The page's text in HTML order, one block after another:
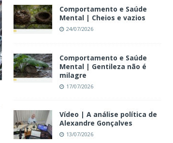
Comportamento e Saúde
Mental | Cheios e vazios
24/07/2026
Comportamento e Saúde
Mental | Gentileza não é
milagre
17/07/2026
Vídeo | A análise política de
Alexandre Gonçalves
13/07/2026